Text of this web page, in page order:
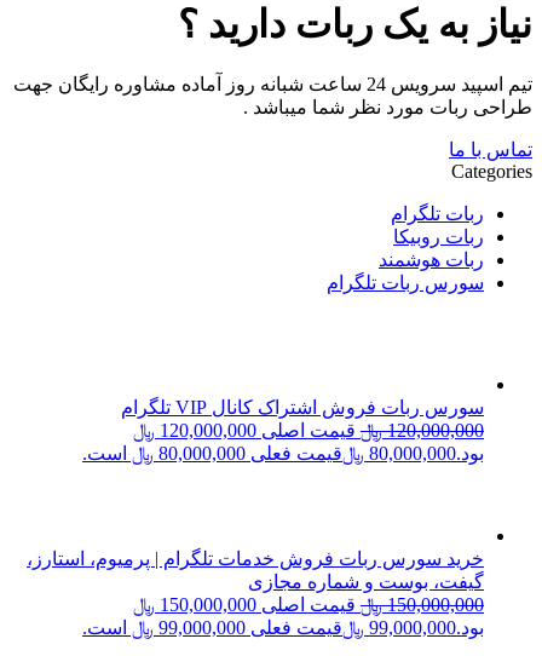
نیاز به یک ربات دارید ؟
تیم اسپید سرویس 24 ساعت شبانه روز آماده مشاوره رایگان جهت
طراحی ربات مورد نظر شما میباشد .
تماس با ما
Categories
ربات تلگرام
ربات روبیکا
ربات هوشمند
سورس ربات تلگرام
سورس ربات فروش اشتراک کانال VIP تلگرام
120,000,000 ﷼
قیمت اصلی 120,000,000 ﷼
بود.80,000,000 ﷼قیمت فعلی 80,000,000 ﷼ است.
خرید سورس ربات فروش خدمات تلگرام | پرمیوم، استارز،
گیفت، بوست و شماره مجازی
150,000,000 ﷼
قیمت اصلی 150,000,000 ﷼
بود.99,000,000 ﷼قیمت فعلی 99,000,000 ﷼ است.